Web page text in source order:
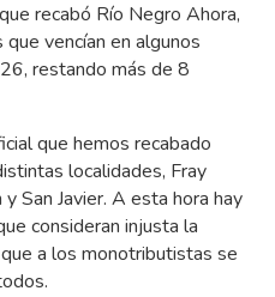
recabó Río Negro Ahora,
vencían en algunos
restando más de 8
que hemos recabado
localidades, Fray
San Javier. A esta hora hay
consideran injusta la
a los monotributistas se